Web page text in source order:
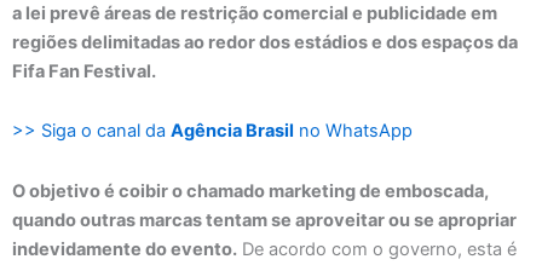
a lei prevê áreas de restrição comercial e publicidade em
regiões delimitadas ao redor dos estádios e dos espaços da
Fifa Fan Festival.
>> Siga o canal da Agência Brasil no WhatsApp
O objetivo é coibir o chamado marketing de emboscada,
quando outras marcas tentam se aproveitar ou se apropriar
indevidamente do evento. De acordo com o governo, esta é